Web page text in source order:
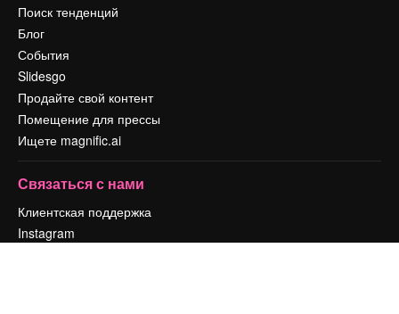
Поиск тенденций
Блог
События
Slidesgo
Продайте свой контент
Помещение для прессы
Ищете magnific.ai
Связаться с нами
Клиентская поддержка
Instagram